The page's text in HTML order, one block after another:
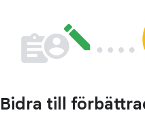
Bidra till